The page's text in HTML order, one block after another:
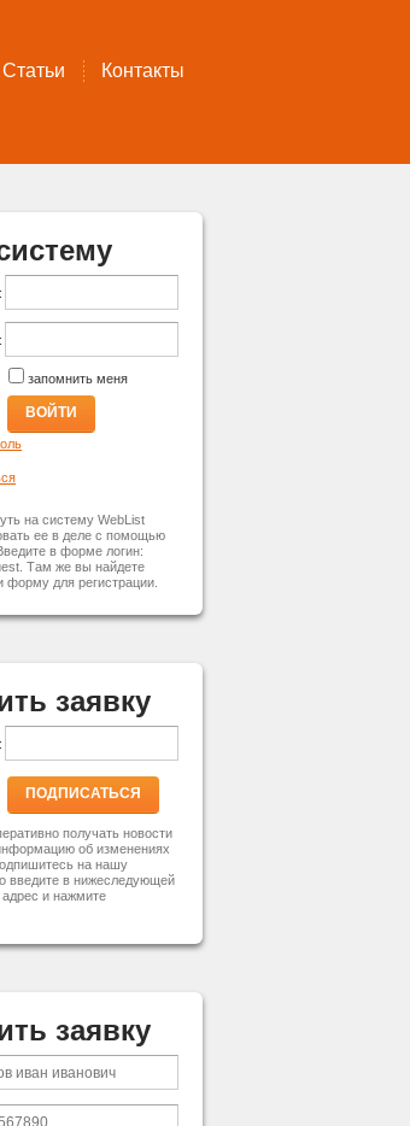
Статьи Контакты
запомнить меня
ВОЙТИ
на систему WebList
ее в деле с помощью
в форме логин:
Там же вы найдете
форму для регистрации.
заявку
ПОДПИСАТЬСЯ
получать новости
об изменениях
на нашу
введите в нижеследующей
и нажмите
заявку